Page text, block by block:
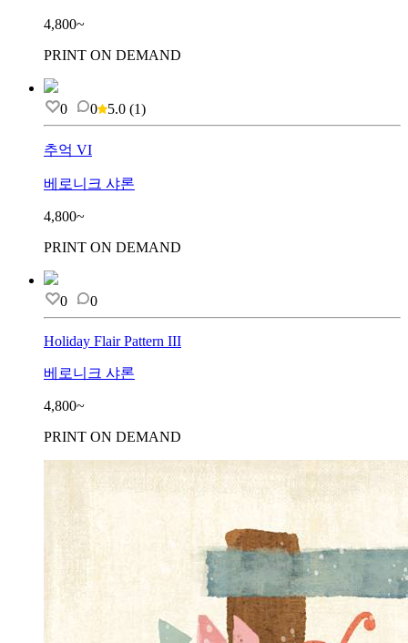
4,800~
PRINT ON DEMAND
0 0 5.0 (1)
추억 VI
베로니크 샤론
4,800~
PRINT ON DEMAND
0 0
Holiday Flair Pattern III
베로니크 샤론
4,800~
PRINT ON DEMAND